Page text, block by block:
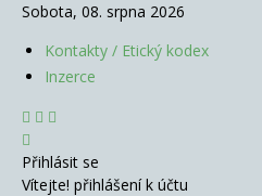
Sobota, 08. srpna 2026
Kontakty / Etický kodex
Inzerce
Přihlásit se
Vítejte! přihlášení k účtu